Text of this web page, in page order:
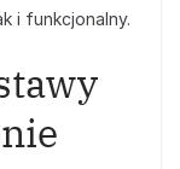
i funkcjonalny.